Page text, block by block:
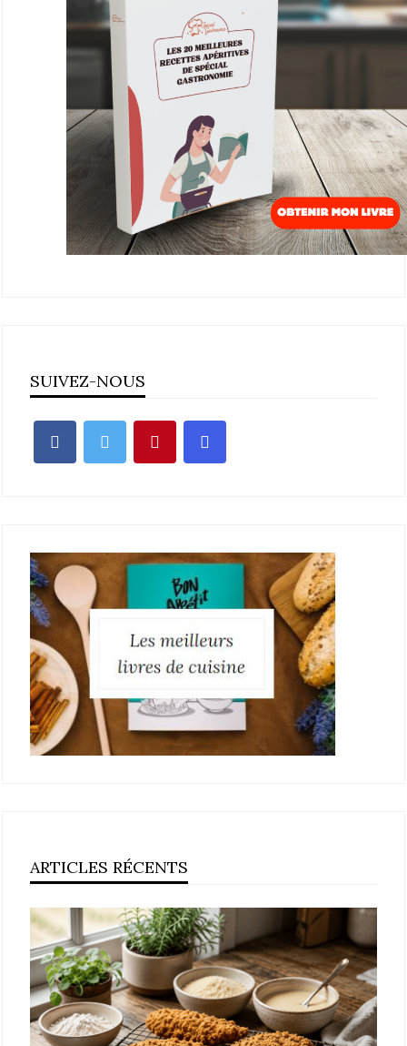
SUIVEZ-NOUS
ARTICLES RÉCENTS